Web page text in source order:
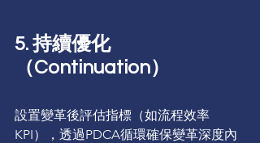
5. 持續優化
（Continuation）
設置變革後評估指標（如流程效率
KPI），透過PDCA循環確保變革深度內